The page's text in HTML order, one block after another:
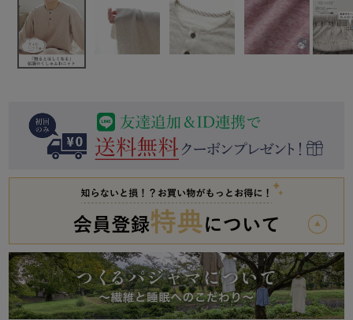
春 夏 秋
ボーイズパジャマ
売れ筋ランキング
すべての生地一覧はこちら
目的別でさがす一覧はこちら
かぶり スリーパー
作務衣
羽織・バスロ
ーブ
ズボン単品